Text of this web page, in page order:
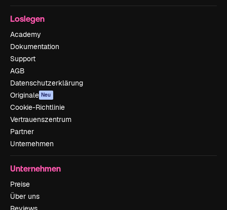
Loslegen
Academy
Dokumentation
Support
AGB
Datenschutzerklärung
Originale Neu
Cookie-Richtlinie
Vertrauenszentrum
Partner
Unternehmen
Unternehmen
Preise
Über uns